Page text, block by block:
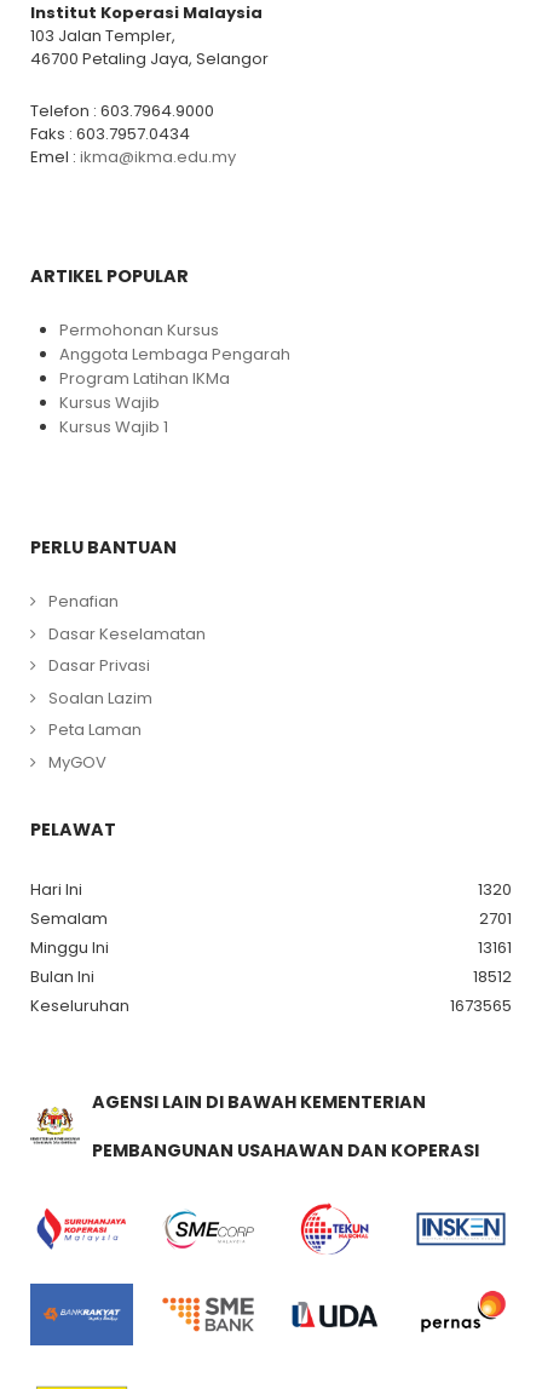
Institut Koperasi Malaysia
103 Jalan Templer,
46700 Petaling Jaya, Selangor
Telefon : 603.7964.9000
Faks : 603.7957.0434
Emel : ikma@ikma.edu.my
ARTIKEL POPULAR
Permohonan Kursus
Anggota Lembaga Pengarah
Program Latihan IKMa
Kursus Wajib
Kursus Wajib 1
PERLU BANTUAN
Penafian
Dasar Keselamatan
Dasar Privasi
Soalan Lazim
Peta Laman
MyGOV
PELAWAT
Hari Ini
1320
Semalam
2701
Minggu Ini
13161
Bulan Ini
18512
Keseluruhan
1673565
AGENSI LAIN DI BAWAH KEMENTERIAN
PEMBANGUNAN USAHAWAN DAN KOPERASI